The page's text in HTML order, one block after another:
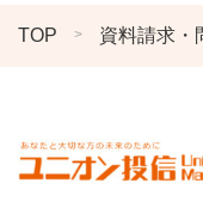
TOP 資料請求・